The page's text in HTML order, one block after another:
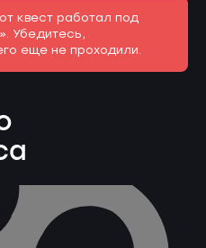
квест работал под
Убедитесь,
еще не проходили.